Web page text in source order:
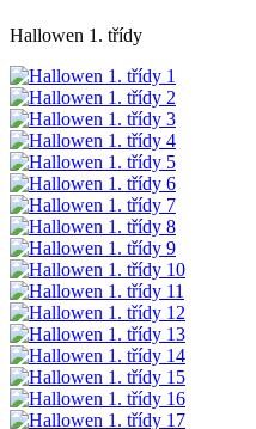
Hallowen 1. třídy